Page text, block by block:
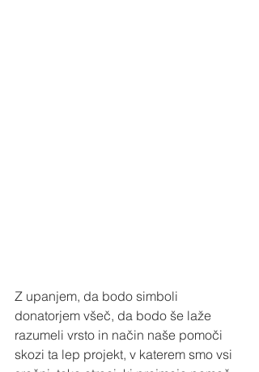
Z upanjem, da bodo simboli
donatorjem všeč, da bodo še laže
razumeli vrsto in način naše pomoči
skozi ta lep projekt, v katerem smo vsi